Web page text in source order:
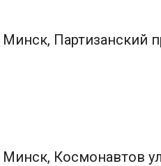
Партизанский
Минск, Космонавтов